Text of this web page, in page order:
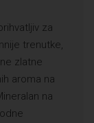
za
trenutke,
zlatne
aroma na
na